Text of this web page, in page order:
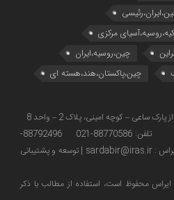
مرکزی
چین،روسیه،ایران
چین،پاکستان،هند،هسته ای
| کدپستی: 1434734368 | تلفن: 88770586-021 88792496-
توسعه و پشتیبانی
محفوظ است، استفاده از مطالب با ذكر